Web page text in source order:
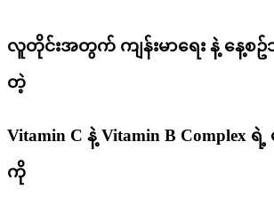
လူတိုင်းအတွက် ကျန်းမာရေး နဲ့ နေ့စဥ်
တဲ့
Vitamin C နဲ့ Vitamin B Complex
ကို